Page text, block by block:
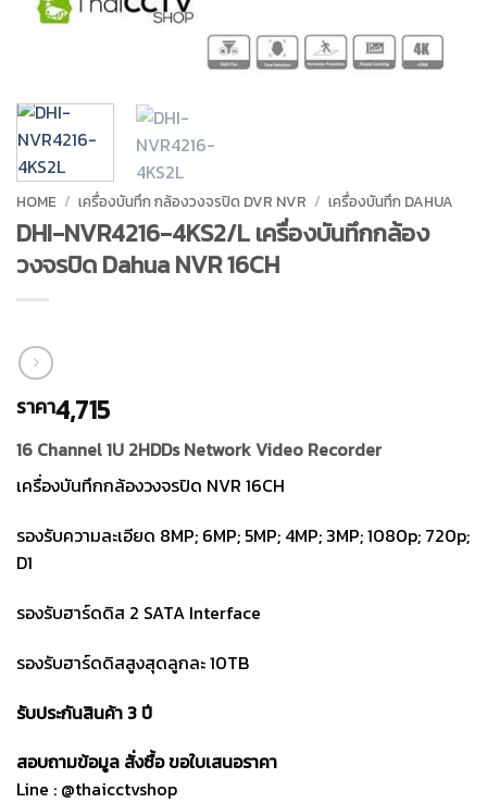
HOME / เครื่องบันทึก กล้องวงจรปิด DVR NVR / เครื่องบันทึก DAHUA
DHI-NVR4216-4KS2/L เครื่องบันทึกกล้อง
วงจรปิด Dahua NVR 16CH
ราคา4,715
16 Channel 1U 2HDDs Network Video Recorder
เครื่องบันทึกกล้องวงจรปิด NVR 16CH
รองรับความละเอียด 8MP; 6MP; 5MP; 4MP; 3MP; 1080p; 720p;
D1
รองรับฮาร์ดดิส 2 SATA Interface
รองรับฮาร์ดดิสสูงสุดลูกละ 10TB
รับประกันสินค้า 3 ปี
สอบถามข้อมูล สั่งซื้อ ขอใบเสนอราคา
Line : @thaicctvshop